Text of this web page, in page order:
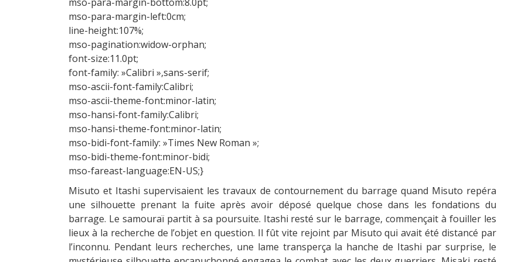
mso-para-margin-left:0cm;
line-height:107%;
mso-pagination:widow-orphan;
font-size:11.0pt;
font-family: »Calibri »,sans-serif;
mso-ascii-font-family:Calibri;
mso-ascii-theme-font:minor-latin;
mso-hansi-font-family:Calibri;
mso-hansi-theme-font:minor-latin;
mso-bidi-font-family: »Times New Roman »;
mso-bidi-theme-font:minor-bidi;
mso-fareast-language:EN-US;}
Misuto et Itashi supervisaient les travaux de contournement du barrage quand Misuto repéra
une silhouette prenant la fuite après avoir déposé quelque chose dans les fondations du
barrage. Le samouraï partit à sa poursuite. Itashi resté sur le barrage, commençait à fouiller les
lieux à la recherche de l’objet en question. Il fût vite rejoint par Misuto qui avait été distancé par
l’inconnu. Pendant leurs recherches, une lame transperça la hanche de Itashi par surprise, le